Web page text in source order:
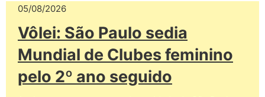
05/08/2026
Vôlei: São Paulo sedia
Mundial de Clubes feminino
pelo 2º ano seguido